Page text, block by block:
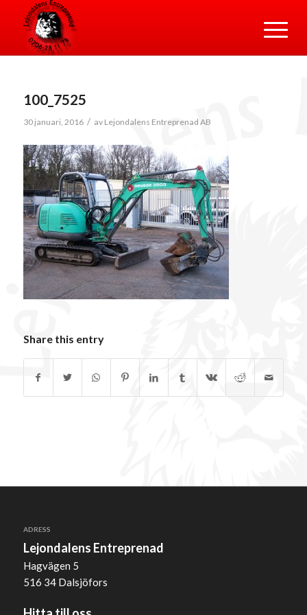
100_7525
30 januari, 2016 / av Lejondalens Entreprenad AB
Share this entry
ADRESS
Lejondalens Entreprenad
Hagvägen 5
516 34 Dalsjöfors